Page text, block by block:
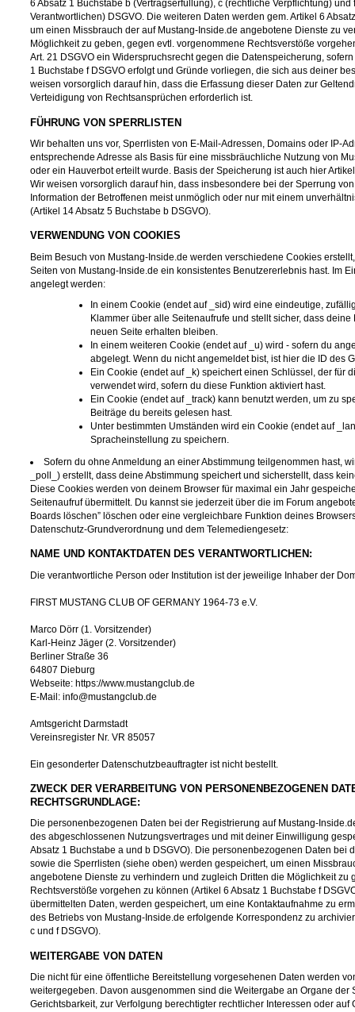
6 Absatz 1 Buchstabe b (Vertragserfüllung), c (rechtliche Verpflichtung)
Verantwortlichen) DSGVO. Die weiteren Daten werden gem. Artikel 6
um einen Missbrauch der auf Mustang-Inside.de angebotene Dienste zu
Möglichkeit zu geben, gegen evtl. vorgenommene Rechtsverstöße
Art. 21 DSGVO ein Widerspruchsrecht gegen die Datenspeicherung,
1 Buchstabe f DSGVO erfolgt und Gründe vorliegen, die sich aus deiner
weisen vorsorglich darauf hin, dass die Erfassung dieser Daten zur
Verteidigung von Rechtsansprüchen erforderlich ist.
FÜHRUNG VON SPERRLISTEN
Wir behalten uns vor, Sperrlisten von E-Mail-Adressen, Domains oder IP-
entsprechende Adresse als Basis für eine missbräuchliche Nutzung von
oder ein Hauverbot erteilt wurde. Basis der Speicherung ist auch hier
Wir weisen vorsorglich darauf hin, dass insbesondere bei der Sperrung
Information der Betroffenen meist unmöglich oder nur mit einem
(Artikel 14 Absatz 5 Buchstabe b DSGVO).
VERWENDUNG VON COOKIES
Beim Besuch von Mustang-Inside.de werden verschiedene Cookies
Seiten von Mustang-Inside.de ein konsistentes Benutzererlebnis hast. Im
angelegt werden:
In einem Cookie (endet auf _sid) wird eine eindeutige,
Klammer über alle Seitenaufrufe und stellt sicher, dass
neuen Seite erhalten bleiben.
In einem weiteren Cookie (endet auf _u) wird - sofern du
abgelegt. Wenn du nicht angemeldet bist, ist hier die ID des
Ein Cookie (endet auf _k) speichert einen Schlüssel, der für
verwendet wird, sofern du diese Funktion aktiviert hast.
Ein Cookie (endet auf _track) kann benutzt werden, um zu
Beiträge du bereits gelesen hast.
Unter bestimmten Umständen wird ein Cookie (endet auf
Spracheinstellung zu speichern.
Sofern du ohne Anmeldung an einer Abstimmung teilgenommen hast,
_poll_) erstellt, dass deine Abstimmung speichert und sicherstellt, dass
Diese Cookies werden von deinem Browser für maximal ein Jahr
Seitenaufruf übermittelt. Du kannst sie jederzeit über die im Forum
Boards löschen” löschen oder eine vergleichbare Funktion deines
Datenschutz-Grundverordnung und dem Telemediengesetz:
NAME UND KONTAKTDATEN DES VERANTWORTLICHEN:
Die verantwortliche Person oder Institution ist der jeweilige Inhaber der
FIRST MUSTANG CLUB OF GERMANY 1964-73 e.V.
Marco Dörr (1. Vorsitzender)
Karl-Heinz Jäger (2. Vorsitzender)
Berliner Straße 36
64807 Dieburg
Webseite: https://www.mustangclub.de
E-Mail: info@mustangclub.de
Amtsgericht Darmstadt
Vereinsregister Nr. VR 85057
Ein gesonderter Datenschutzbeauftragter ist nicht bestellt.
ZWECK DER VERARBEITUNG VON PERSONENBEZOGENEN
RECHTSGRUNDLAGE:
Die personenbezogenen Daten bei der Registrierung auf Mustang-
des abgeschlossenen Nutzungsvertrages und mit deiner Einwilligung
Absatz 1 Buchstabe a und b DSGVO). Die personenbezogenen Daten bei
sowie die Sperrlisten (siehe oben) werden gespeichert, um einen
angebotene Dienste zu verhindern und zugleich Dritten die Möglichkeit zu
Rechtsverstöße vorgehen zu können (Artikel 6 Absatz 1 Buchstabe f
übermittelten Daten, werden gespeichert, um eine Kontaktaufnahme zu
des Betriebs von Mustang-Inside.de erfolgende Korrespondenz zu
c und f DSGVO).
WEITERGABE VON DATEN
Die nicht für eine öffentliche Bereitstellung vorgesehenen Daten werden
weitergegeben. Davon ausgenommen sind die Weitergabe an Organe der
Gerichtsbarkeit, zur Verfolgung berechtigter rechtlicher Interessen oder auf